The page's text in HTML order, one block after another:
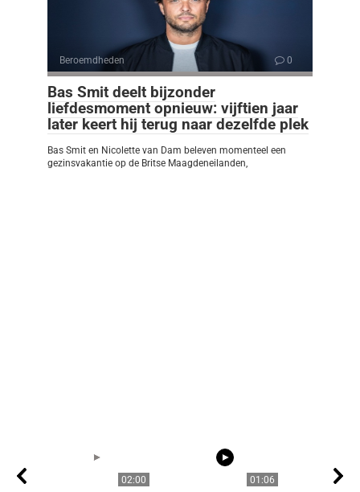
Beroemdheden 0
Bas Smit deelt bijzonder
liefdesmoment opnieuw: vijftien jaar
later keert hij terug naar dezelfde plek
Bas Smit en Nicolette van Dam beleven momenteel een
gezinsvakantie op de Britse Maagdeneilanden,
02:00 01:06